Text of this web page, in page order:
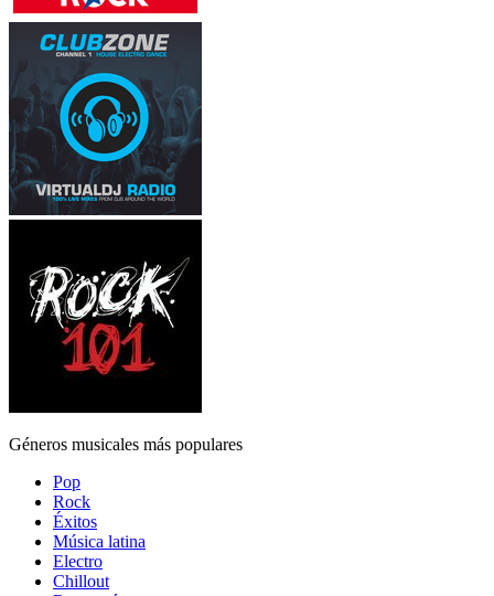
Géneros musicales más populares
Pop
Rock
Éxitos
Música latina
Electro
Chillout